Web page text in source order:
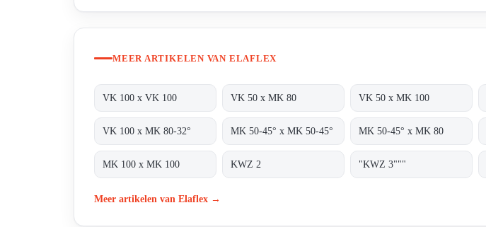
MEER ARTIKELEN VAN ELAFLEX
VK 100 x VK 100 VK 50 x MK 80 VK 50 x MK 100
VK 100 x MK 80-32° MK 50-45° x MK 50-45° MK 50-45° x MK 80
MK 100 x MK 100 KWZ 2 "KWZ 3"""
Meer artikelen van Elaflex →